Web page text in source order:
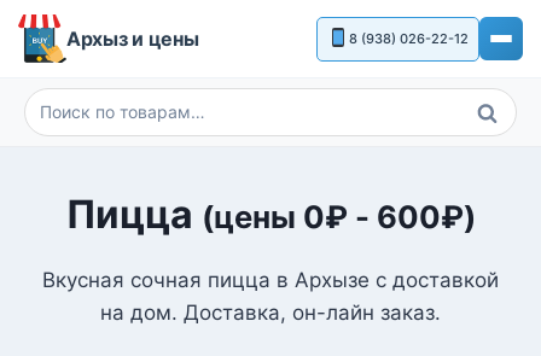
Перейти
Архыз и цены 8 (938) 026-22-12
Искать:
Поиск
Пицца (цены 0₽ - 600₽)
Вкусная сочная пицца в Архызе с доставкой
на дом. Доставка, он-лайн заказ.